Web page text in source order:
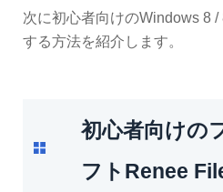
次に初心者向けのWindows 8
する方法を紹介します。
初心者向けの
フトRenee